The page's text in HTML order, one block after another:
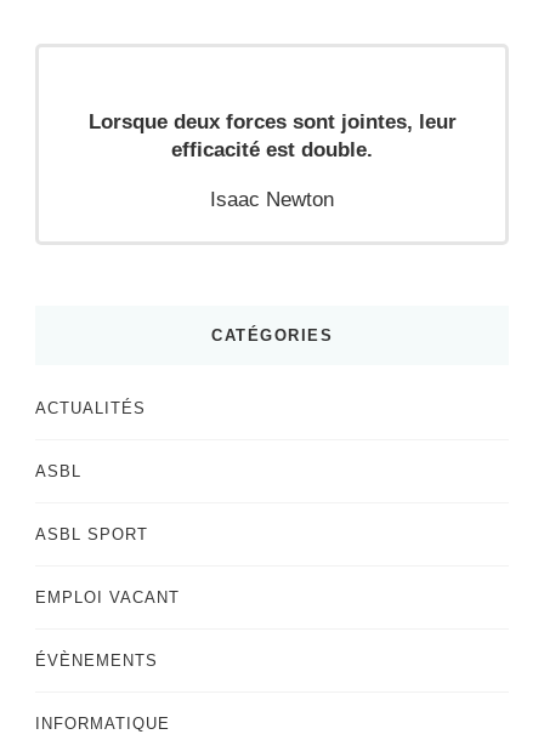
Lorsque deux forces sont jointes, leur
efficacité est double.
Isaac Newton
CATÉGORIES
ACTUALITÉS
ASBL
ASBL SPORT
EMPLOI VACANT
ÉVÈNEMENTS
INFORMATIQUE